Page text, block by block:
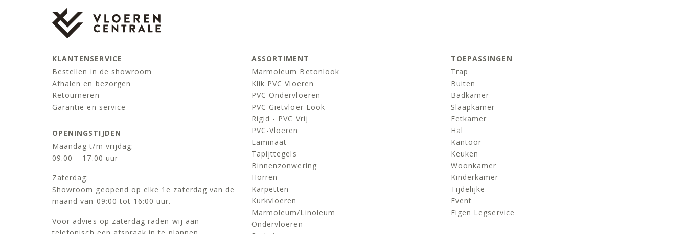
KLANTENSERVICE
Bestellen in de showroom
Afhalen en bezorgen
Retourneren
Garantie en service
OPENINGSTIJDEN
Maandag t/m vrijdag:
09.00 – 17.00 uur
Zaterdag:
Showroom geopend op elke 1e zaterdag van de
maand van 09:00 tot 16:00 uur.
Voor advies op zaterdag raden wij aan
ASSORTIMENT
Marmoleum Betonlook
Klik PVC Vloeren
PVC Ondervloeren
PVC Gietvloer Look
Rigid - PVC Vrij
PVC-Vloeren
Laminaat
Tapijttegels
Binnenzonwering
Horren
Karpetten
Kurkvloeren
Marmoleum/linoleum
Ondervloeren
TOEPASSINGEN
Trap
Buiten
Badkamer
Slaapkamer
Eetkamer
Hal
Kantoor
Keuken
Woonkamer
Kinderkamer
Tijdelijke
Event
Eigen Legservice